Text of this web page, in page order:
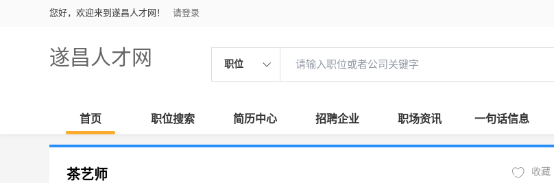
您好，欢迎来到遂昌人才网！ 请登录
遂昌人才网 职位
首页 职位搜索 简历中心 招聘企业 职场资讯 一句话信息
茶艺师
收藏